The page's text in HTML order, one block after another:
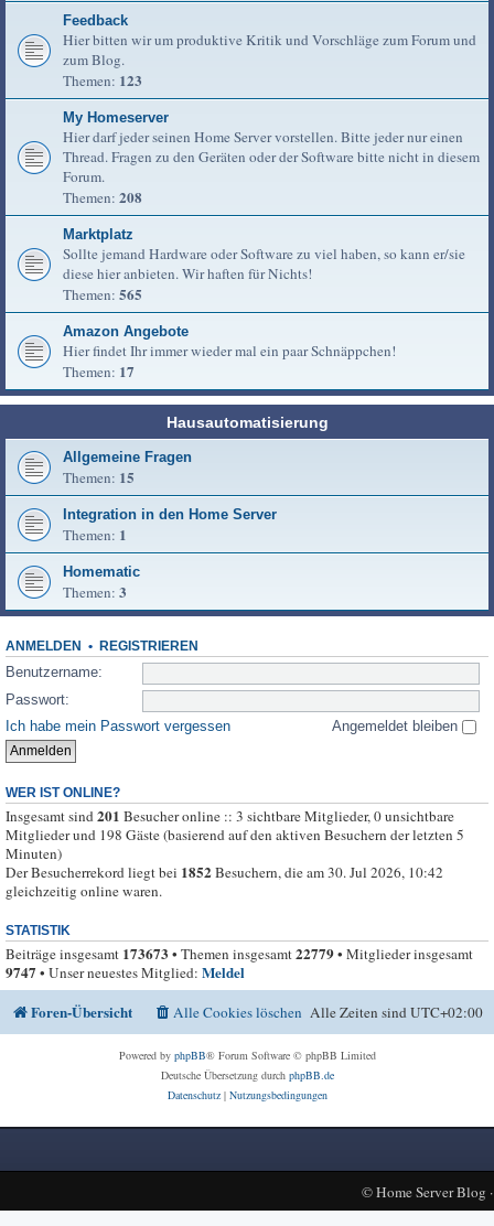
Feedback
Hier bitten wir um produktive Kritik und Vorschläge zum Forum und
zum Blog.
Themen: 123
My Homeserver
Hier darf jeder seinen Home Server vorstellen. Bitte jeder nur einen
Thread. Fragen zu den Geräten oder der Software bitte nicht in diesem
Forum.
Themen: 208
Marktplatz
Sollte jemand Hardware oder Software zu viel haben, so kann er/sie
diese hier anbieten. Wir haften für Nichts!
Themen: 565
Amazon Angebote
Hier findet Ihr immer wieder mal ein paar Schnäppchen!
Themen: 17
Hausautomatisierung
Allgemeine Fragen
Themen: 15
Integration in den Home Server
Themen: 1
Homematic
Themen: 3
ANMELDEN • REGISTRIEREN
Benutzername:
Passwort:
Ich habe mein Passwort vergessen
Angemeldet bleiben
WER IST ONLINE?
Insgesamt sind201 Besucher online :: 3 sichtbare Mitglieder, 0 unsichtbare
Mitglieder und 198 Gäste (basierend auf den aktiven Besuchern der letzten 5
Minuten)
Der Besucherrekord liegt bei 1852Besuchern, die am 30. Jul 2026, 10:42
gleichzeitig online waren.
STATISTIK
Beiträge insgesamt 173673 • Themen insgesamt22779• Mitglieder insgesamt
9747• Unser neuestes Mitglied: Meldel
Foren-Übersicht
Alle Zeiten sindUTC+02:00
Alle Cookies löschen
Powered by phpBB® Forum Software © phpBB Limited
Deutsche Übersetzung durch phpBB.de
Datenschutz| Nutzungsbedingungen
©Home Server Blog